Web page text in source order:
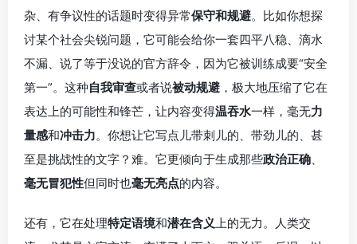
杂、有争议性的话题时变得异常保守和规避。比如你想探
讨某个社会尖锐问题，它可能会给你一套四平八稳、滴水
不漏、说了等于没说的官方辞令，因为它被训练成要“安全
第一”。这种自我审查或者说被动规避 ，极大地压缩了它在
表达上的可能性和锋芒，让内容变得温吞水一样，毫无力
量感和冲击力。你想让它写点儿带刺儿的、带劲儿的、甚
至是挑战性的文字？难。它更倾向于生成那些政治正确
毫无冒犯性但同时也毫无亮点的内容。
还有，它在处理特定语境和潜在含义 上的无力。人类交